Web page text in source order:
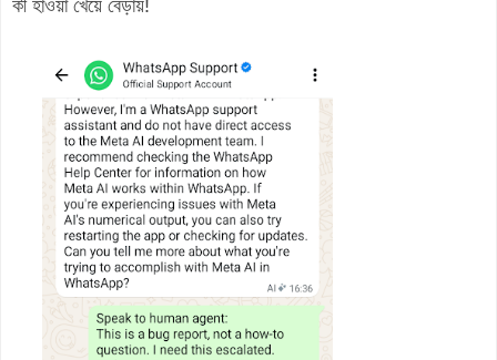
কী হাওয়া খেয়ে বেড়ায়!